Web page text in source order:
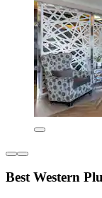
Best Western